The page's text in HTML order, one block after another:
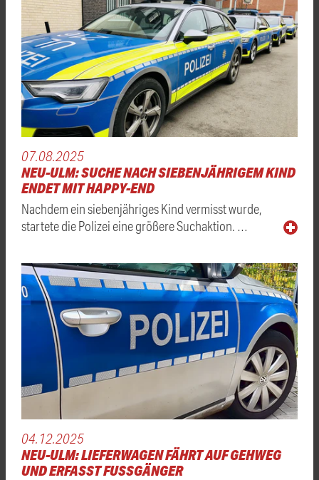
07.08.2025
NEU-ULM: SUCHE NACH SIEBENJÄHRIGEM KIND
ENDET MIT HAPPY-END
Nachdem ein siebenjähriges Kind vermisst wurde,
startete die Polizei eine größere Suchaktion. …
04.12.2025
NEU-ULM: LIEFERWAGEN FÄHRT AUF GEHWEG
UND ERFASST FUSSGÄNGER